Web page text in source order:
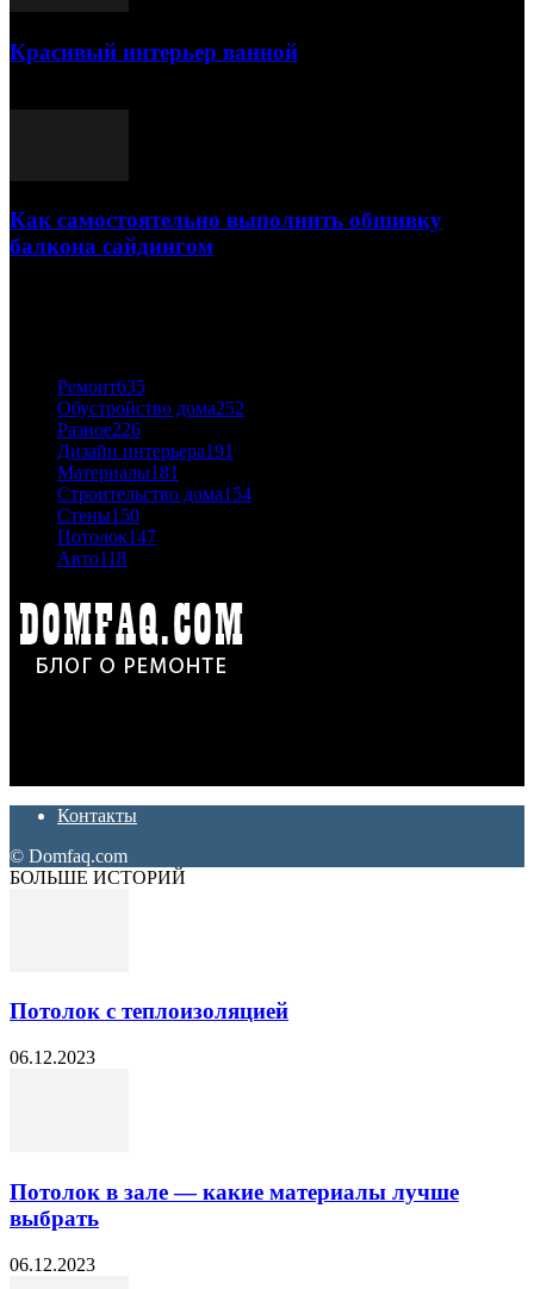
Красивый интерьер ванной
Как самостоятельно выполнить обшивку
балкона сайдингом
Ремонт635
Обустройство дома252
Разное226
Дизайн интерьера191
Материалы181
Строительство дома154
Стены150
Потолок147
Авто118
Контакты
© Domfaq.com
БОЛЬШЕ ИСТОРИЙ
Потолок с теплоизоляцией
06.12.2023
Потолок в зале — какие материалы лучше
выбрать
06.12.2023